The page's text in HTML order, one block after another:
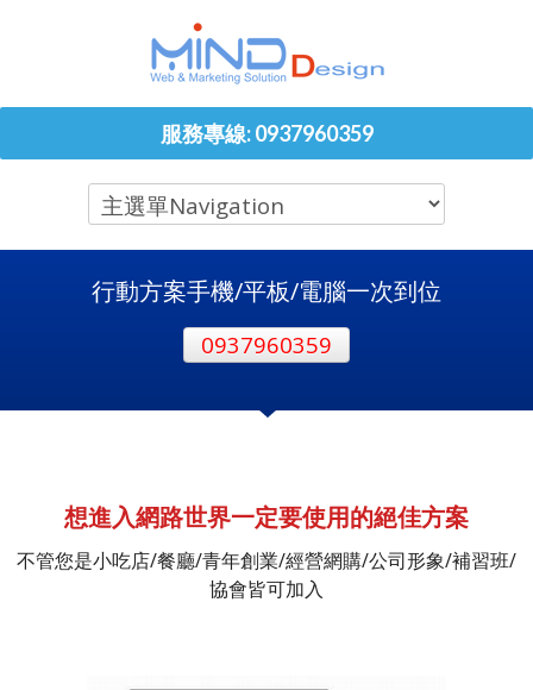
服務專線: 0937960359
行動方案手機/平板/電腦一次到位
0937960359
想進入網路世界一定要使用的絕佳方案
不管您是小吃店/餐廳/青年創業/經營網購/公司形象/補習班/
協會皆可加入